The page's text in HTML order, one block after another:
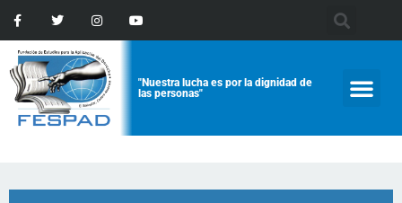
"Nuestra lucha es por la dignidad de
las personas"